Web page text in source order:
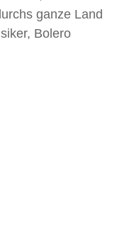
ganze Land
Bolero